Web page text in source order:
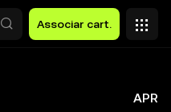
Associar cart.
APR